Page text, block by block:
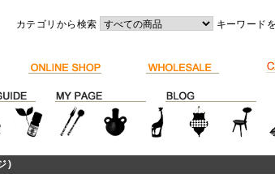
カテゴリから検索 キーワード
)